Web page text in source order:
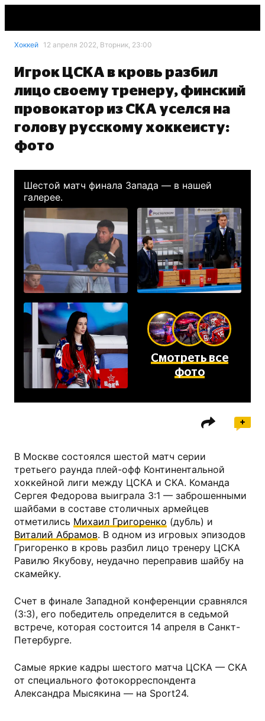
Хоккей 12 апреля 2022, Вторник, 23:00
Игрок ЦСКА в кровь разбил
лицо своему тренеру, финский
провокатор из СКА уселся на
голову русскому хоккеисту:
фото
Шестой матч финала Запада — в нашей
галерее.
Смотреть все
фото
В Москве состоялся шестой матч серии
третьего раунда плей-офф Континентальной
хоккейной лиги между ЦСКА и СКА. Команда
Сергея Федорова выиграла 3:1 — заброшенными
шайбами в составе столичных армейцев
отметились Михаил Григоренко (дубль) и
Виталий Абрамов. В одном из игровых эпизодов
Григоренко в кровь разбил лицо тренеру ЦСКА
Равилю Якубову, неудачно переправив шайбу на
скамейку.
Счет в финале Западной конференции сравнялся
(3:3), его победитель определится в седьмой
встрече, которая состоится 14 апреля в Санкт-
Петербурге.
Самые яркие кадры шестого матча ЦСКА — СКА
от специального фотокорреспондента
Александра Мысякина — на Sport24.